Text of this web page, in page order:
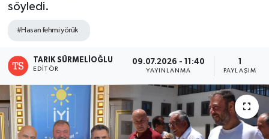
söyledi.
#Hasan fehmi yörük
TARIK SÜRMELİOĞLU
EDITÖR
09.07.2026 - 11:40
YAYINLANMA
1
PAYLAŞIM
DÜNYA
Dursunbey
Edremit